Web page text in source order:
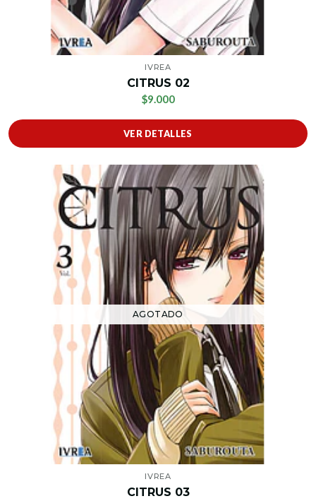
IVREA
CITRUS 02
$9.000
VER DETALLES
AGOTADO
IVREA
CITRUS 03